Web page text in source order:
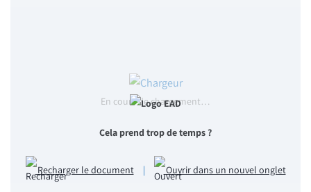
En cours de chargement…
Cela prend trop de temps ?
Recharger le document | Ouvrir dans un nouvel onglet